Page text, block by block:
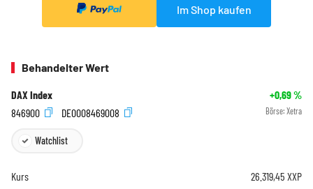
Im Shop kaufen
Behandelter Wert
DAX Index +0,69%
846900
DE0008469008 Börse: Xetra
Watchlist
Kurs 26.319,45 XXP